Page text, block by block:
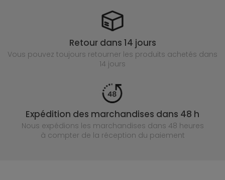
Retour dans 14 jours
Vous pouvez toujours retourner les produits achetés dans
14 jours
Expédition des marchandises dans 48 h
Nous expédions les marchandises dans 48 heures
à compter de la réception du paiement